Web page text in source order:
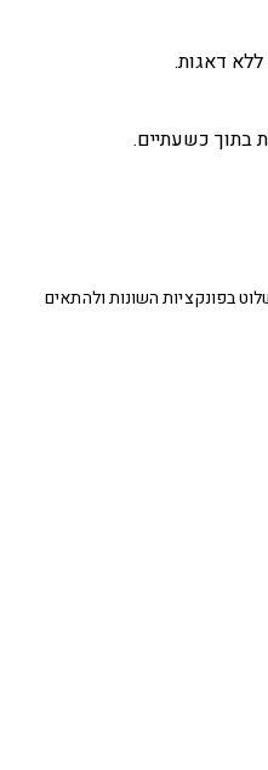
דאגות.
בפונקציות השונות ולהתאים